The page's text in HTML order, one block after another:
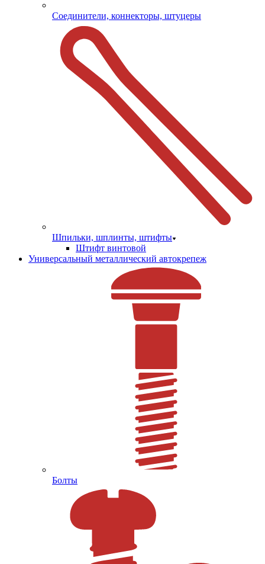
Соединители, коннекторы, штуцеры
Шпильки, шплинты, штифты
Штифт винтовой
Универсальный металлический автокрепеж
Болты